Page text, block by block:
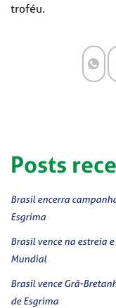
troféu.
Posts
Brasil encerra
Esgrima
Brasil vence na estreia
Mundial
Brasil vence Grã-
de Esgrima